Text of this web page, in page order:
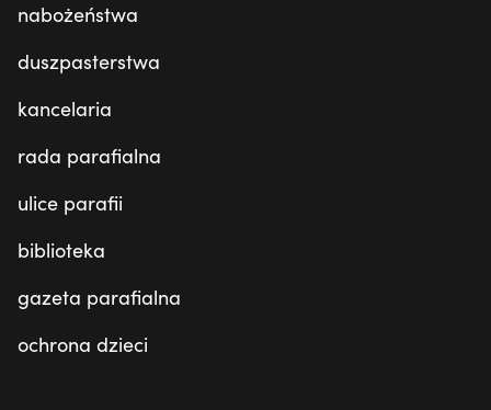
nabożeństwa
duszpasterstwa
kancelaria
rada parafialna
ulice parafii
biblioteka
gazeta parafialna
ochrona dzieci